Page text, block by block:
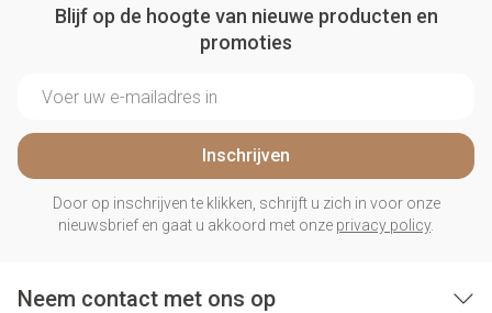
Blijf op de hoogte van nieuwe producten en
promoties
Inschrijven
Door op inschrijven te klikken, schrijft u zich in voor onze
nieuwsbrief en gaat u akkoord met onze privacy policy.
Neem contact met ons op